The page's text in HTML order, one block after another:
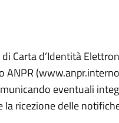
Carta d’Identità
ANPR
eventuali
la ricezione delle